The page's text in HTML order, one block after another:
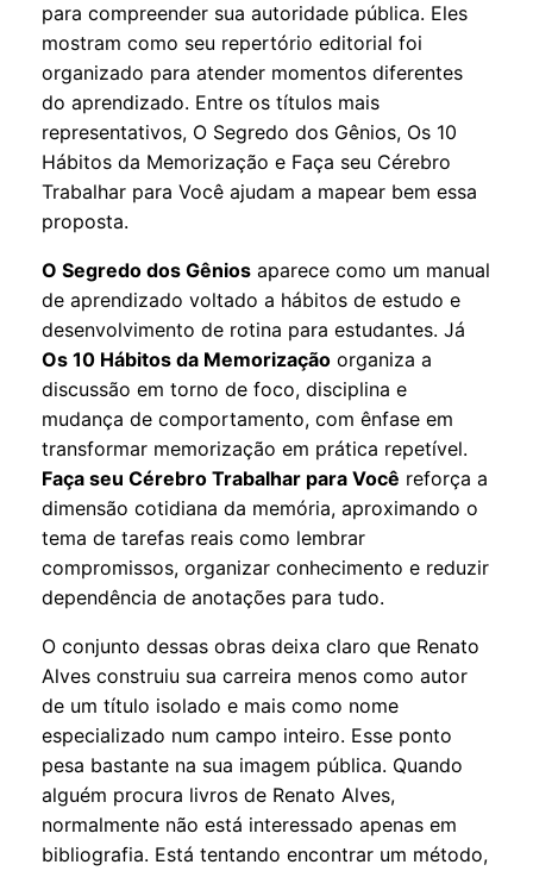
para compreender sua autoridade pública. Eles
mostram como seu repertório editorial foi
organizado para atender momentos diferentes
do aprendizado. Entre os títulos mais
representativos, O Segredo dos Gênios, Os 10
Hábitos da Memorização e Faça seu Cérebro
Trabalhar para Você ajudam a mapear bem essa
proposta.
O Segredo dos Gênios aparece como um manual
de aprendizado voltado a hábitos de estudo e
desenvolvimento de rotina para estudantes. Já
Os 10 Hábitos da Memorização organiza a
discussão em torno de foco, disciplina e
mudança de comportamento, com ênfase em
transformar memorização em prática repetível.
Faça seu Cérebro Trabalhar para Você reforça a
dimensão cotidiana da memória, aproximando o
tema de tarefas reais como lembrar
compromissos, organizar conhecimento e reduzir
dependência de anotações para tudo.
O conjunto dessas obras deixa claro que Renato
Alves construiu sua carreira menos como autor
de um título isolado e mais como nome
especializado num campo inteiro. Esse ponto
pesa bastante na sua imagem pública. Quando
alguém procura livros de Renato Alves,
normalmente não está interessado apenas em
bibliografia. Está tentando encontrar um método,